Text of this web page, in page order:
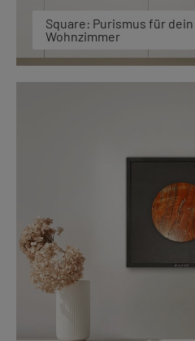
Square: Purismus für dein
Wohnzimmer